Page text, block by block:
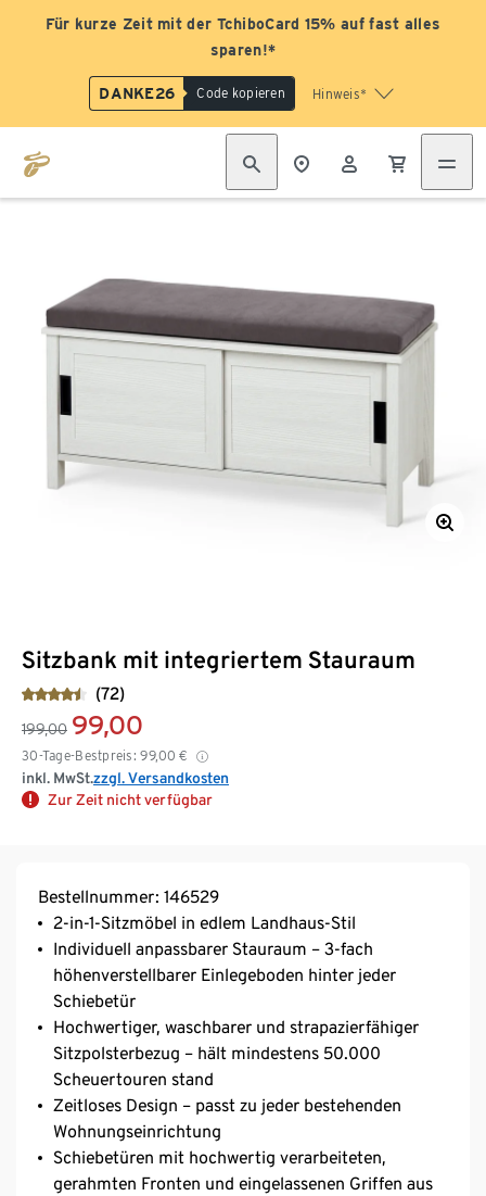
Für kurze Zeit mit der TchiboCard 15% auf fast alles
sparen!*
DANKE26 Code kopieren Hinweis*
Sitzbank mit integriertem Stauraum
(72)
199,00 99,00
30-Tage-Bestpreis: 99,00 €
inkl. MwSt.zzgl. Versandkosten
Zur Zeit nicht verfügbar
Bestellnummer: 146529
2-in-1-Sitzmöbel in edlem Landhaus-Stil
Individuell anpassbarer Stauraum – 3-fach
höhenverstellbarer Einlegeboden hinter jeder
Schiebetür
Hochwertiger, waschbarer und strapazierfähiger
Sitzpolsterbezug – hält mindestens 50.000
Scheuertouren stand
Zeitloses Design – passt zu jeder bestehenden
Wohnungseinrichtung
Schiebetüren mit hochwertig verarbeiteten,
gerahmten Fronten und eingelassenen Griffen aus